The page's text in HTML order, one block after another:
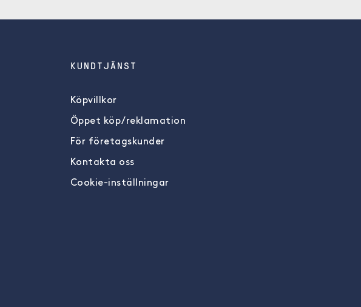
KUNDTJÄNST
Köpvillkor
Öppet köp/reklamation
För företagskunder
Kontakta oss
Cookie-inställningar